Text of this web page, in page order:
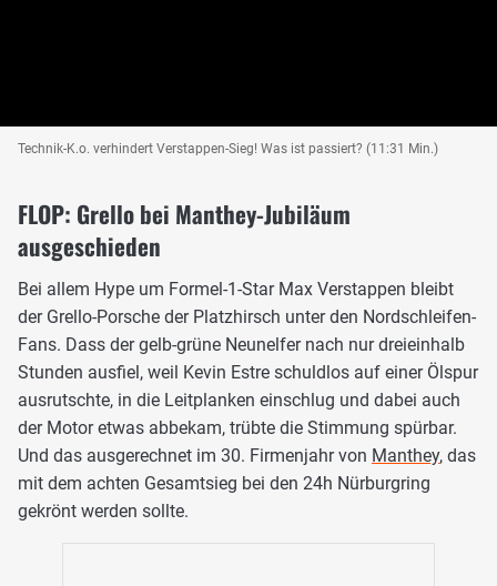
Technik-K.o. verhindert Verstappen-Sieg! Was ist passiert? (11:31 Min.)
FLOP: Grello bei Manthey-Jubiläum
ausgeschieden
Bei allem Hype um Formel-1-Star Max Verstappen bleibt
der Grello-Porsche der Platzhirsch unter den Nordschleifen-
Fans. Dass der gelb-grüne Neunelfer nach nur dreieinhalb
Stunden ausfiel, weil Kevin Estre schuldlos auf einer Ölspur
ausrutschte, in die Leitplanken einschlug und dabei auch
der Motor etwas abbekam, trübte die Stimmung spürbar.
Und das ausgerechnet im 30. Firmenjahr von Manthey, das
mit dem achten Gesamtsieg bei den 24h Nürburgring
gekrönt werden sollte.